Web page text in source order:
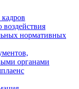
нормативных
органами